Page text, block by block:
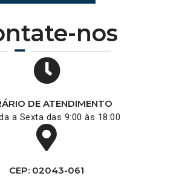
nos
DE ATENDIMENTO
a Sexta das 9:00 às 18:00
CEP: 02043-061